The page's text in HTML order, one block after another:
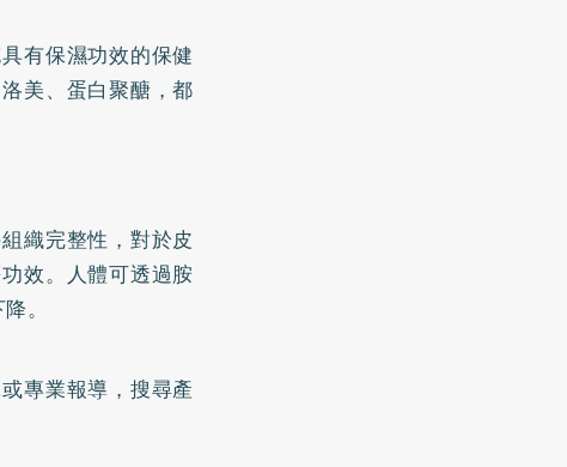
有保濕功效的保健
美、蛋白聚醣，都
織完整性，對於皮
效。人體可透過胺
。
專業報導，搜尋產